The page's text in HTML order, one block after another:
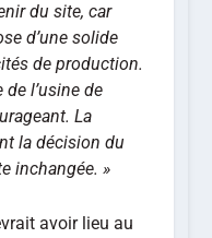
du site, car
d’une solide
de production.
de l’usine de
La
la décision du
inchangée. »
avoir lieu au